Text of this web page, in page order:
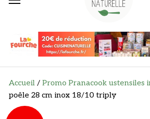
Accueil/ Promo Pranacook ustensiles
poêle 28 cm inox 18/10 triply